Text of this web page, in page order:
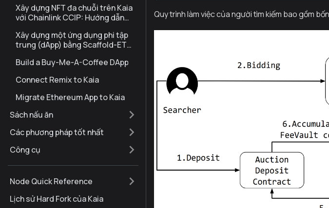
Xây dựng NFT đa chuỗi trên Kaia
với Chainlink CCIP: Hướng dẫn
Xây dựng một ứng dụng phi tập
trung (dApp) bằng Scaffold-ETH
Build a Buy-Me-A-Coffee DApp
Connect Remix to Kaia
Migrate Ethereum App to Kaia
Sách nấu ăn
Các phương pháp tốt nhất
Công cụ
Node Quick Reference
Lịch sử Hard Fork của Kaia
Quy trình làm việc của người tìm kiếm bao gồm